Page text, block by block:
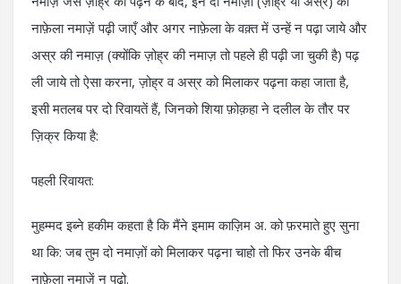
नाफ़ेला नमाज़ें पढ़ी जाएँ और अगर नाफ़ेला के वक़्त में उन्हें न पढ़ा जाये और
अस्र की नमाज़ (क्योंकि ज़ोह्र की नमाज़ तो पहले ही पढ़ी जा चुकी है) पढ़
ली जाये तो ऐसा करना, ज़ोह्र व अस्र को मिलाकर पढ़ना कहा जाता है,
इसी मतलब पर दो रिवायतें हैं, जिनको शिया फ़ोक़हा ने दलील के तौर पर
ज़िक्र किया है:
पहली रिवायत:
मुहम्मद इब्ने हकीम कहता है कि मैंने इमाम काज़िम अ. को फ़रमाते हुए सुना
था कि: जब तुम दो नमाज़ों को मिलाकर पढ़ना चाहो तो फिर उनके बीच
नाफ़ेला नमाज़ें न पढ़ो.